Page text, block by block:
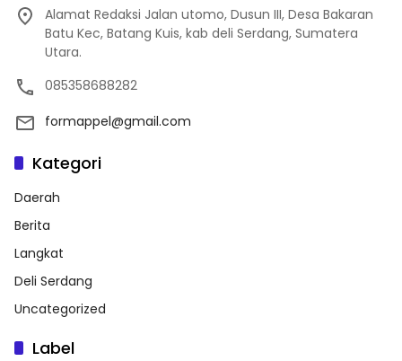
Alamat Redaksi Jalan utomo, Dusun III, Desa Bakaran
Batu Kec, Batang Kuis, kab deli Serdang, Sumatera
Utara.
085358688282
formappel@gmail.com
Kategori
Daerah
Berita
Langkat
Deli Serdang
Uncategorized
Label